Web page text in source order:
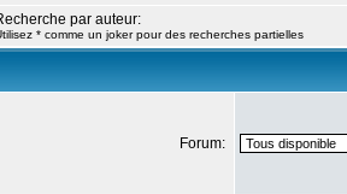
par auteur:
* comme un joker pour des recherches partielles
Forum: